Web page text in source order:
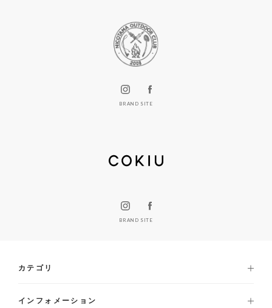
BRAND SITE
BRAND SITE
カテゴリ
インフォメーション